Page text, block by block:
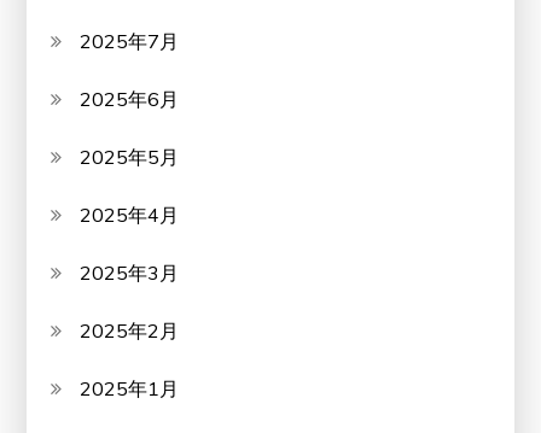
2025年7月
2025年6月
2025年5月
2025年4月
2025年3月
2025年2月
2025年1月